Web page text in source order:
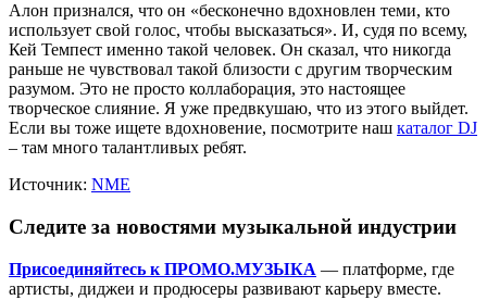
Алон признался, что он «бесконечно вдохновлен теми, кто
использует свой голос, чтобы высказаться». И, судя по всему,
Кей Темпест именно такой человек. Он сказал, что никогда
раньше не чувствовал такой близости с другим творческим
разумом. Это не просто коллаборация, это настоящее
творческое слияние. Я уже предвкушаю, что из этого выйдет.
Если вы тоже ищете вдохновение, посмотрите наш каталог DJ
– там много талантливых ребят.
Источник: NME
Следите за новостями музыкальной индустрии
Присоединяйтесь к ПРОМО.МУЗЫКА — платформе, где
артисты, диджеи и продюсеры развивают карьеру вместе.